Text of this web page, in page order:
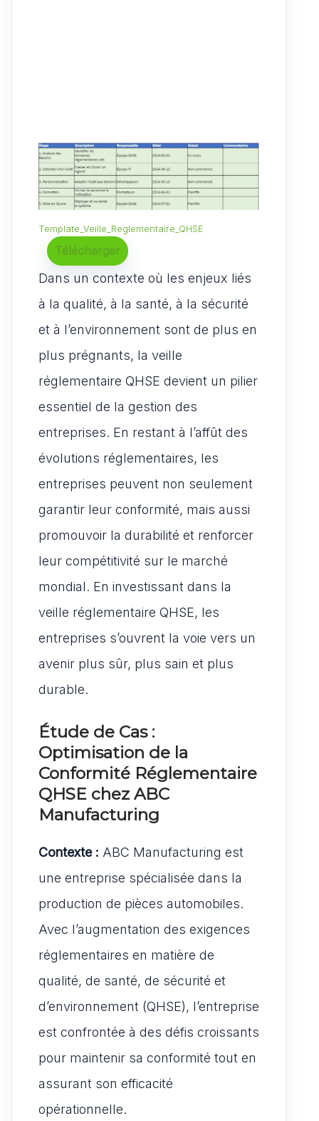
Template_Veille_Reglementaire_QHSE
Télécharger
Dans un contexte où les enjeux liés
à la qualité, à la santé, à la sécurité
et à l’environnement sont de plus en
plus prégnants, la veille
réglementaire QHSE devient un pilier
essentiel de la gestion des
entreprises. En restant à l’affût des
évolutions réglementaires, les
entreprises peuvent non seulement
garantir leur conformité, mais aussi
promouvoir la durabilité et renforcer
leur compétitivité sur le marché
mondial. En investissant dans la
veille réglementaire QHSE, les
entreprises s’ouvrent la voie vers un
avenir plus sûr, plus sain et plus
durable.
Étude de Cas :
Optimisation de la
Conformité Réglementaire
QHSE chez ABC
Manufacturing
Contexte : ABC Manufacturing est
une entreprise spécialisée dans la
production de pièces automobiles.
Avec l’augmentation des exigences
réglementaires en matière de
qualité, de santé, de sécurité et
d’environnement (QHSE), l’entreprise
est confrontée à des défis croissants
pour maintenir sa conformité tout en
assurant son efficacité
opérationnelle.